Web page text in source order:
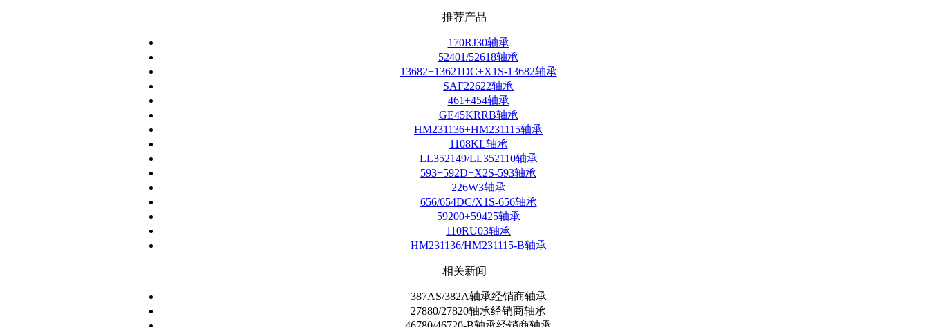
推荐产品
170RJ30轴承
52401/52618轴承
13682+13621DC+X1S-13682轴承
SAF22622轴承
461+454轴承
GE45KRRB轴承
HM231136+HM231115轴承
1108KL轴承
LL352149/LL352110轴承
593+592D+X2S-593轴承
226W3轴承
656/654DC/X1S-656轴承
59200+59425轴承
110RU03轴承
HM231136/HM231115-B轴承
相关新闻
387AS/382A轴承经销商轴承
27880/27820轴承经销商轴承